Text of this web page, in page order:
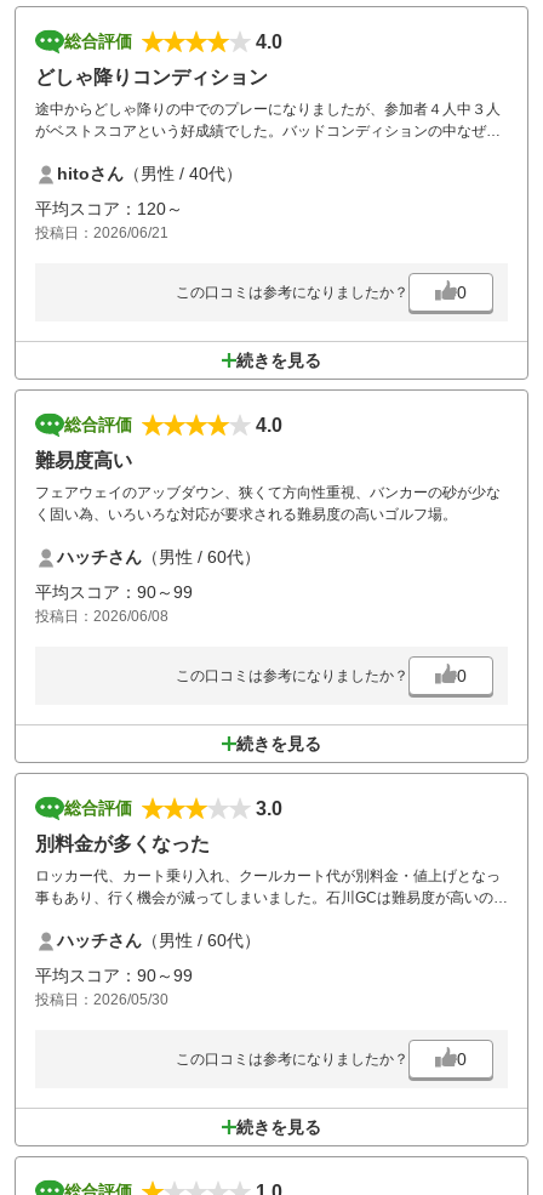
総合評価
4.0
どしゃ降りコンディション
途中からどしゃ降りの中でのプレーになりましたが、参加者４人中３人
がベストスコアという好成績でした。バッドコンディションの中なぜ？
よかったので、比較的満足です。
hitoさん （男性 / 40代）
平均スコア：120～
投稿日：2026/06/21
この口コミは参考になりましたか？ 0
続きを見る
総合評価
4.0
難易度高い
フェアウェイのアッブダウン、狭くて方向性重視、バンカーの砂が少な
く固い為、いろいろな対応が要求される難易度の高いゴルフ場。
ハッチさん （男性 / 60代）
平均スコア：90～99
投稿日：2026/06/08
この口コミは参考になりましたか？ 0
続きを見る
総合評価
3.0
別料金が多くなった
ロッカー代、カート乗り入れ、クールカート代が別料金・値上げとなっ
事もあり、行く機会が減ってしまいました。石川GCは難易度が高いの
ハッチさん （男性 / 60代）
平均スコア：90～99
投稿日：2026/05/30
この口コミは参考になりましたか？ 0
続きを見る